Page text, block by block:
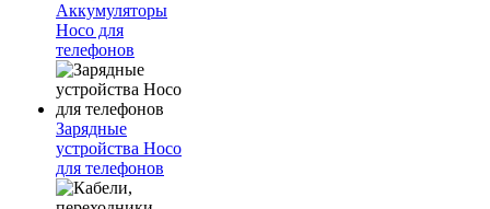
Аккумуляторы
Hoco для
телефонов
Зарядные
устройства Hoco
для телефонов